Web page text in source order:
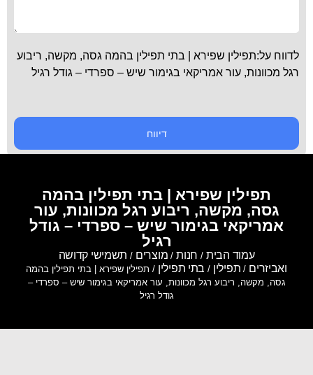
לדווח על:תפילין שפירא | בתי תפילין בהמה גסה, מקשה, ריבוע
רגל מכוונות, עור אמריקאי בגימור שיש – ספרדי – גודל רגיל
דיווח
תפילין שפירא | בתי תפילין בהמה
גסה, מקשה, ריבוע רגל מכוונות, עור
אמריקאי בגימור שיש – ספרדי – גודל
רגיל
עמוד הבית/ חנות/ מוצרים / תשמישי קדושה
ואביזרים / תפילין / בתי תפילין / תפילין שפירא | בתי תפילין בהמה
גסה, מקשה, ריבוע רגל מכוונות, עור אמריקאי בגימור שיש – ספרדי –
גודל רגיל